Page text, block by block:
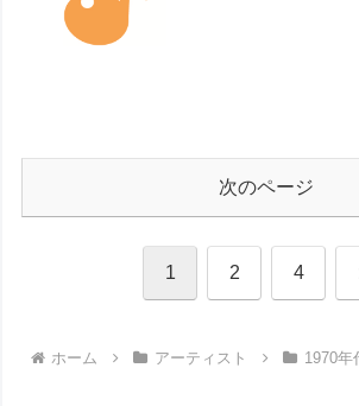
次のページ
1 2 4
ホーム アーティスト 1970年